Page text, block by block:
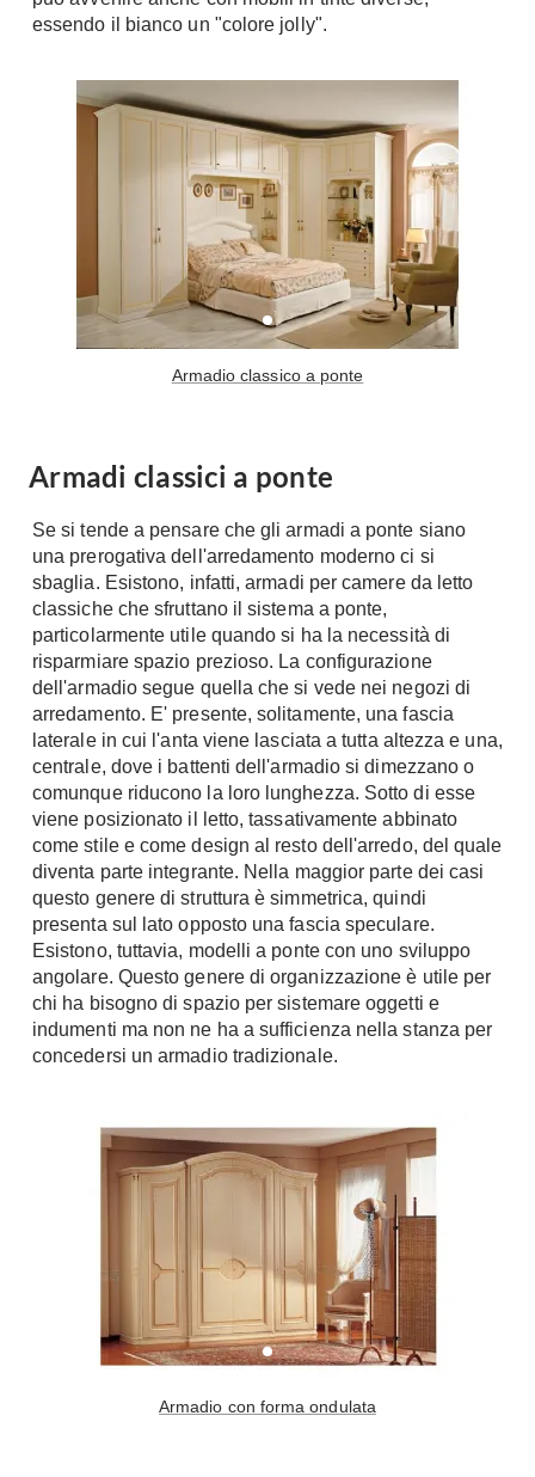
essendo il bianco un "colore jolly".
Armadio classico a ponte
Armadi classici a ponte
Se si tende a pensare che gli armadi a ponte siano
una prerogativa dell'arredamento moderno ci si
sbaglia. Esistono, infatti, armadi per camere da letto
classiche che sfruttano il sistema a ponte,
particolarmente utile quando si ha la necessità di
risparmiare spazio prezioso. La configurazione
dell'armadio segue quella che si vede nei negozi di
arredamento. E' presente, solitamente, una fascia
laterale in cui l'anta viene lasciata a tutta altezza e una,
centrale, dove i battenti dell'armadio si dimezzano o
comunque riducono la loro lunghezza. Sotto di esse
viene posizionato il letto, tassativamente abbinato
come stile e come design al resto dell'arredo, del quale
diventa parte integrante. Nella maggior parte dei casi
questo genere di struttura è simmetrica, quindi
presenta sul lato opposto una fascia speculare.
Esistono, tuttavia, modelli a ponte con uno sviluppo
angolare. Questo genere di organizzazione è utile per
chi ha bisogno di spazio per sistemare oggetti e
indumenti ma non ne ha a sufficienza nella stanza per
concedersi un armadio tradizionale.
Armadio con forma ondulata